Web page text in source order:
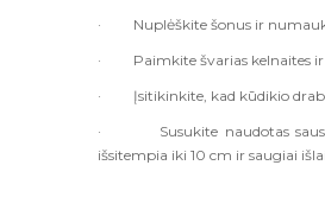
·
Nuplėškite šonus ir
·
Paimkite švarias kelnaites
·
Įsitikinkite, kad kūdikio
·
Susukite naudotas
išsitempia iki 10 cm ir saugiai